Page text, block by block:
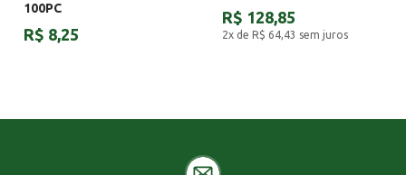
100PC
R$ 8,25
R$ 128,85
2x de R$ 64,43 sem juros